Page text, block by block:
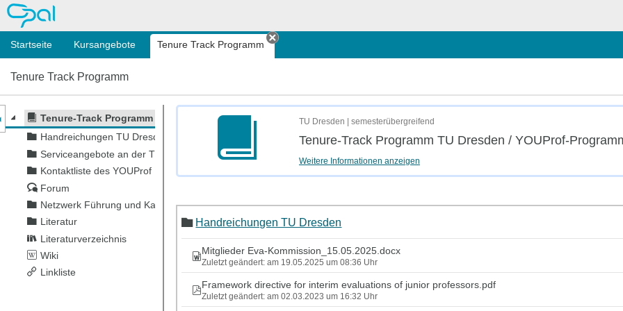
OPAL
Startseite Kursangebote Tenure Track Programm
Tab schließen
Tenure Track Programm
Tenure-Track Programm TU Dresden / YOUProf-Programm
Handreichungen TU Dresden
Serviceangebote an der TU Dresden / Services TU Dresden
Kontaktliste des YOUProf Programms TUD
Forum
Netzwerk Führung und Karriere in der Wissenschaft
Literatur
Literaturverzeichnis
Wiki
Linkliste
des Kursmenüs
TU Dresden | semesterübergreifend
Tenure-Track Programm TU Dresden / YOUProf-
Weitere Informationen anzeigen
Handreichungen TU Dresden
Mitglieder Eva-Kommission_15.05.2025.docx
Zuletzt geändert: am 19.05.2025 um 08:36 Uhr
Framework directive for interim evaluations of junior professors.pdf
Zuletzt geändert: am 02.03.2023 um 16:32 Uhr